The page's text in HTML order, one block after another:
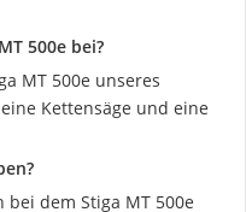
500e bei?
MT 500e unseres
Kettensäge und eine
dem Stiga MT 500e